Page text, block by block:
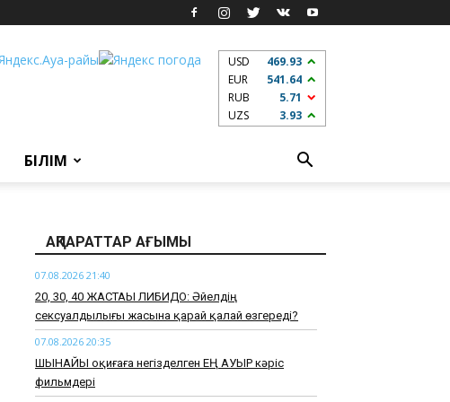
USD
469.93
EUR
541.64
RUB
5.71
UZS
3.93
БІЛІМ
АҚПАРАТТАР АҒЫМЫ
07.08.2026 21:40
​20, 30, 40 ЖАСТАҒЫ ЛИБИДО: Әйелдің
сексуалдылығы жасына қарай қалай өзгереді?
07.08.2026 20:35
​ШЫНАЙЫ оқиғаға негізделген ЕҢ АУЫР кәріс
фильмдері